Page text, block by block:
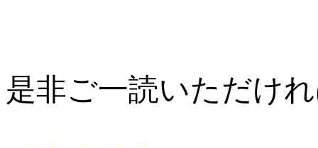
是非ご一読いただけ